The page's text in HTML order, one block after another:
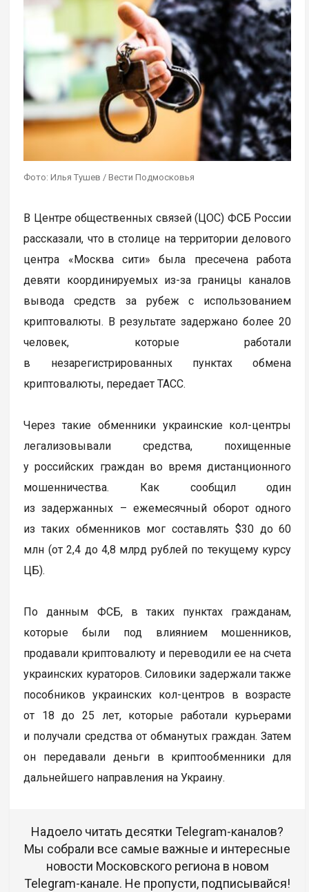
Фото: Илья Тушев / Вести Подмосковья
В Центре общественных связей (ЦОС) ФСБ России
рассказали, что в столице на территории делового
центра «Москва сити» была пресечена работа
девяти координируемых из-за границы каналов
вывода средств за рубеж с использованием
криптовалюты. В результате задержано более 20
человек, которые работали
в незарегистрированных пунктах обмена
криптовалюты, передает ТАСС.
Через такие обменники украинские кол-центры
легализовывали средства, похищенные
у российских граждан во время дистанционного
мошенничества. Как сообщил один
из задержанных – ежемесячный оборот одного
из таких обменников мог составлять $30 до 60
млн (от 2,4 до 4,8 млрд рублей по текущему курсу
ЦБ).
По данным ФСБ, в таких пунктах гражданам,
которые были под влиянием мошенников,
продавали криптовалюту и переводили ее на счета
украинских кураторов. Силовики задержали также
пособников украинских кол-центров в возрасте
от 18 до 25 лет, которые работали курьерами
и получали средства от обманутых граждан. Затем
он передавали деньги в криптообменники для
дальнейшего направления на Украину.
Надоело читать десятки Telegram-каналов?
Мы собрали все самые важные и интересные
новости Московского региона в новом
Telegram-канале. Не пропусти, подписывайся!